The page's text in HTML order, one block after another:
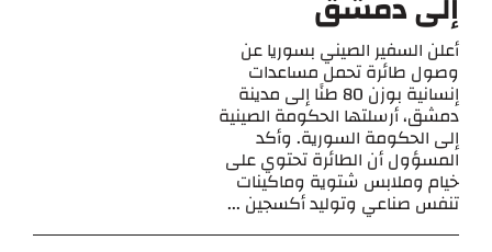
أعلن السفير الصيني بسوريا عن
وصول طائرة تحمل مساعدات
إنسانية بوزن 80 طنًا إلى مدينة
دمشق، أرسلتها الحكومة الصينية
إلى الحكومة السورية. وأكد
المسؤول أن الطائرة تحتوي على
خيام وملابس شتوية وماكينات
تنفس صناعي وتوليد أكسجين ...